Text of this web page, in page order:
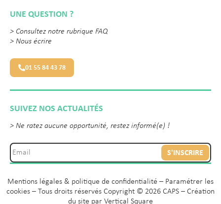
UNE QUESTION ?
> Consultez notre rubrique FAQ
> Nous écrire
01 55 84 43 78
SUIVEZ NOS ACTUALITÉS
> Ne ratez aucune opportunité, restez informé(e) !
S'INSCRIRE
Mentions légales & politique de confidentialité – Paramétrer les
cookies – Tous droits réservés Copyright © 2026 CAPS – Création
du site par Vertical Square